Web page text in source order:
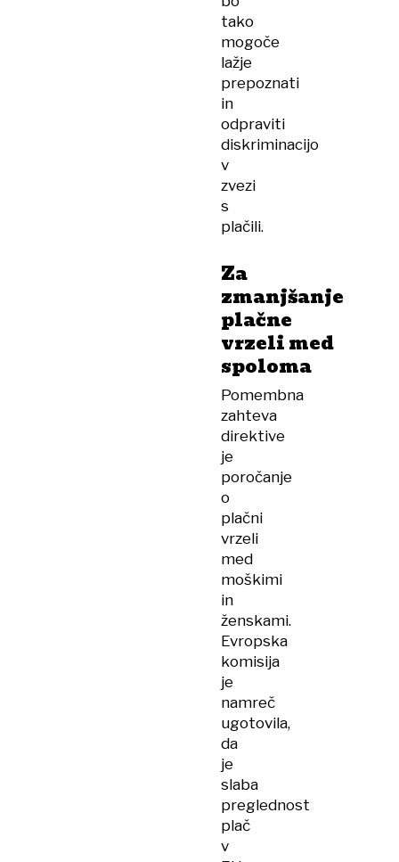
tako
mogoče
lažje
prepoznati
in
odpraviti
diskriminacijo
v
zvezi
s
plačili.
Za
zmanjšanje
plačne
vrzeli med
spoloma
Pomembna
zahteva
direktive
je
poročanje
o
plačni
vrzeli
med
moškimi
in
ženskami.
Evropska
komisija
je
namreč
ugotovila,
da
je
slaba
preglednost
plač
v